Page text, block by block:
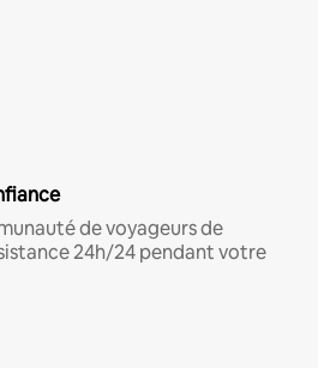
de voyageurs de
24h/24 pendant votre